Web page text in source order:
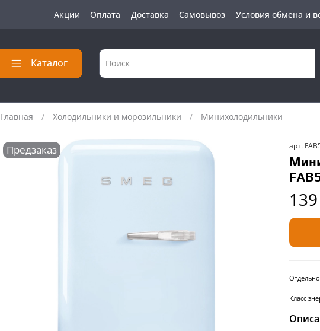
Акции Оплата Доставка Самовывоз Условия обмена и
Каталог
Главная Холодильники и морозильники Минихолодильники
Предзаказ арт.
Класс